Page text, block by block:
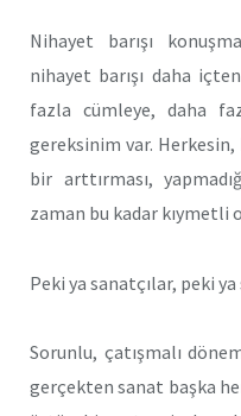
Nihayet barışı
nihayet barışı daha
fazla cümleye, daha
gereksinim var.
bir arttırması,
zaman bu kadar kıymetli
Peki ya sanatçılar, peki
Sorunlu, çatışmalı
gerçekten sanat başka